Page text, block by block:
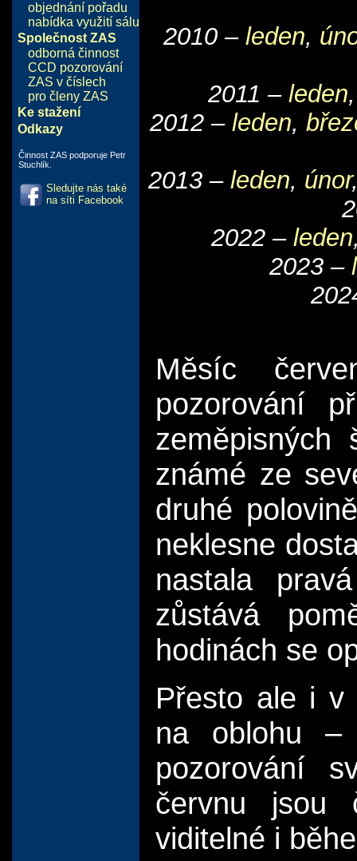
objednání pořadu
nabídka využití sálu
Společnost ZAS
odborná činnost
CCD pozorování
ZAS v číslech
pro členy ZAS
Ke stažení
Odkazy
Činnost ZAS podporuje Petr
Stuchlík.
Sledujte nás také
na síti Facebook
2010 – leden,
2011 – leden
2012 – leden,
2013 – leden, únor
2022 – leden
2023 –
Měsíc
pozorování
zeměpisných
známé ze
druhé
neklesne
nastala
zůstává
hodinách se
Přesto ale i
na oblohu –
pozorování
červnu jsou
viditelné i